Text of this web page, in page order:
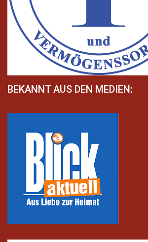
BEKANNT AUS DEN MEDIEN: